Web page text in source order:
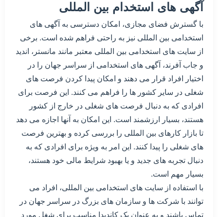
آگهی های استخدام بین المللی
با گسترش فضای مجازی، امکان دسترسی به آگهی های
استخدامی بین المللی نیز به راحتی فراهم شده است. برخی
از سایت های استخدامی بین المللی معتبر مانند مانستر، اندید
و جاب آفرند، آگهی های استخدامی از سراسر جهان را در
اختیار افراد قرار می دهند و امکان پیدا کردن فرصت های
شغلی در سایر کشور ها را فراهم می کنند. این فرصت برای
افرادی که به دنبال فرصت های شغلی در خارج از کشور
هستند، بسیار ارزشمند است. این امکان به آنها اجازه می دهد
تا بازار کارهای بین المللی را بررسی کرده و بهترین فرصت
های شغلی را پیدا کنند. این امر به ویژه برای افرادی که به
دنبال تجربه های جدید و یا بهبود شرایط مالی خود هستند،
بسیار مهم است.
با استفاده از سایت های استخدامی بین المللی، افراد می
توانند با شرکت ها و سازمان های بزرگ در سراسر جهان در
تماس باشند و به عنوان یک کاندیدا مناسب برای شغل مورد